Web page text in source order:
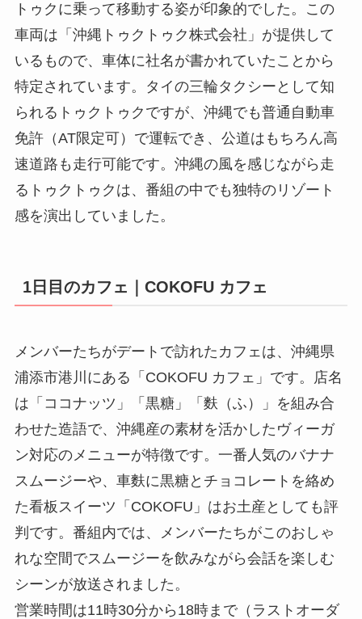
トゥクに乗って移動する姿が印象的でした。この
車両は「沖縄トゥクトゥク株式会社」が提供して
いるもので、車体に社名が書かれていたことから
特定されています。タイの三輪タクシーとして知
られるトゥクトゥクですが、沖縄でも普通自動車
免許（AT限定可）で運転でき、公道はもちろん高
速道路も走行可能です。沖縄の風を感じながら走
るトゥクトゥクは、番組の中でも独特のリゾート
感を演出していました。
1日目のカフェ｜COKOFU カフェ
メンバーたちがデートで訪れたカフェは、沖縄県
浦添市港川にある「COKOFU カフェ」です。店名
は「ココナッツ」「黒糖」「麩（ふ）」を組み合
わせた造語で、沖縄産の素材を活かしたヴィーガ
ン対応のメニューが特徴です。一番人気のバナナ
スムージーや、車麩に黒糖とチョコレートを絡め
た看板スイーツ「COKOFU」はお土産としても評
判です。番組内では、メンバーたちがこのおしゃ
れな空間でスムージーを飲みながら会話を楽しむ
シーンが放送されました。
営業時間は11時30分から18時まで（ラストオーダ